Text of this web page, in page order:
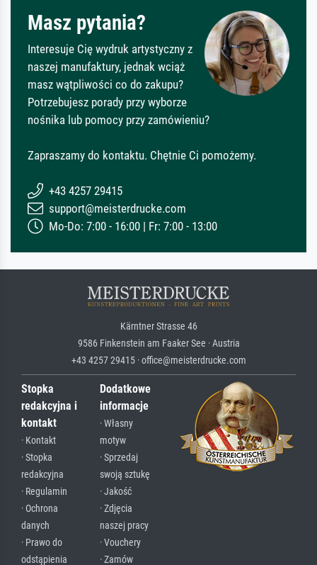
Masz pytania?
Interesuje Cię wydruk artystyczny z
naszej manufaktury, jednak wciąż
masz wątpliwości co do zakupu?
Potrzebujesz porady przy wyborze
nośnika lub pomocy przy zamówieniu?
Zapraszamy do kontaktu. Chętnie Ci pomożemy.
+43 4257 29415
support@meisterdrucke.com
Mo-Do: 7:00 - 16:00 | Fr: 7:00 - 13:00
Kärntner Strasse 46
9586 Finkenstein am Faaker See · Austria
+43 4257 29415 · office@meisterdrucke.com
Stopka
redakcyjna i
kontakt
· Kontakt
· Stopka
redakcyjna
· Regulamin
· Ochrona
danych
· Prawo do
odstąpienia
Dodatkowe
informacje
· Własny
motyw
· Sprzedaj
swoją sztukę
· Jakość
· Zdjęcia
naszej pracy
· Vouchery
· Zamów